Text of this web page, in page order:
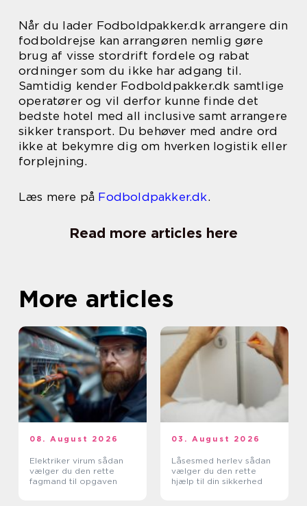
Når du lader Fodboldpakker.dk arrangere din
fodboldrejse kan arrangøren nemlig gøre
brug af visse stordrift fordele og rabat
ordninger som du ikke har adgang til.
Samtidig kender Fodboldpakker.dk samtlige
operatører og vil derfor kunne finde det
bedste hotel med all inclusive samt arrangere
sikker transport. Du behøver med andre ord
ikke at bekymre dig om hverken logistik eller
forplejning.
Læs mere på Fodboldpakker.dk.
Read more articles here
More articles
08. August 2026
Elektriker virum sådan
vælger du den rette
fagmand til opgaven
03. August 2026
Låsesmed herlev sådan
vælger du den rette
hjælp til din sikkerhed